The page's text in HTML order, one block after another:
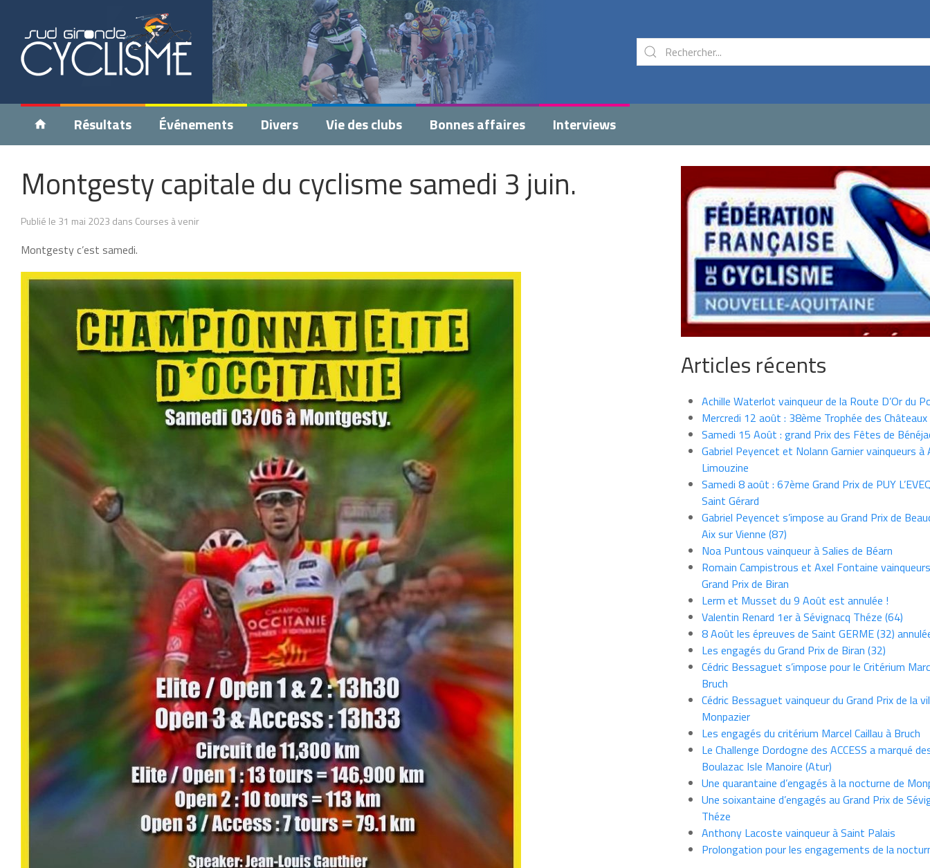
Résultats Événements Divers Vie des clubs Bonnes affaires Interviews
Montgesty capitale du cyclisme samedi 3 juin.
Publié le 31 mai 2023 dans Courses à venir
Montgesty c’est samedi.
Articles récents
Achille Waterlot vainqueur de la Route D’Or du
Mercredi 12 août : 38ème Trophée des Châteaux
Samedi 15 Août : grand Prix des Fêtes de
Gabriel Peyencet et Nolann Garnier vainqueurs à
Limouzine
Samedi 8 août : 67ème Grand Prix de PUY
Saint Gérard
Gabriel Peyencet s’impose au Grand Prix de
Aix sur Vienne (87)
Noa Puntous vainqueur à Salies de Béarn
Romain Campistrous et Axel Fontaine
Grand Prix de Biran
Lerm et Musset du 9 Août est annulée !
Valentin Renard 1er à Sévignacq Théze (64)
8 Août les épreuves de Saint GERME (32)
Les engagés du Grand Prix de Biran (32)
Cédric Bessaguet s’impose pour le Critérium
Bruch
Cédric Bessaguet vainqueur du Grand Prix de la
Monpazier
Les engagés du critérium Marcel Caillau à Bruch
Le Challenge Dordogne des ACCESS a marqué
Boulazac Isle Manoire (Atur)
Une quarantaine d’engagés à la nocturne de
Une soixantaine d’engagés au Grand Prix de
Théze
Anthony Lacoste vainqueur à Saint Palais
Prolongation pour les engagements de la